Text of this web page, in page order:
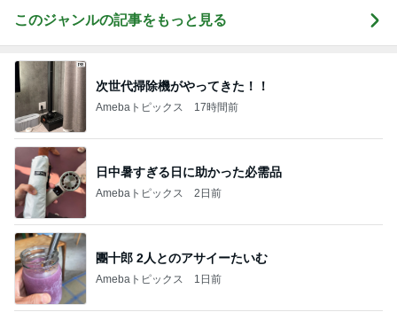
Amebaトピックス 17時間前
日中暑すぎる日に助かった必需品
Amebaトピックス 2日前
團十郎 2人とのアサイーたいむ
Amebaトピックス 1日前